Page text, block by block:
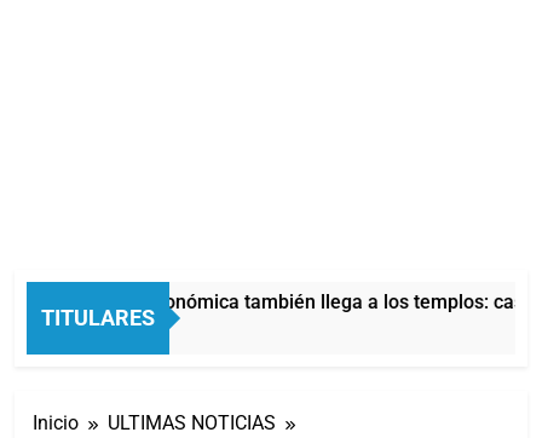
TITULARES
La crisis económica también llega a los templos: casi
10 Horas Atrás
Inicio
ULTIMAS NOTICIAS